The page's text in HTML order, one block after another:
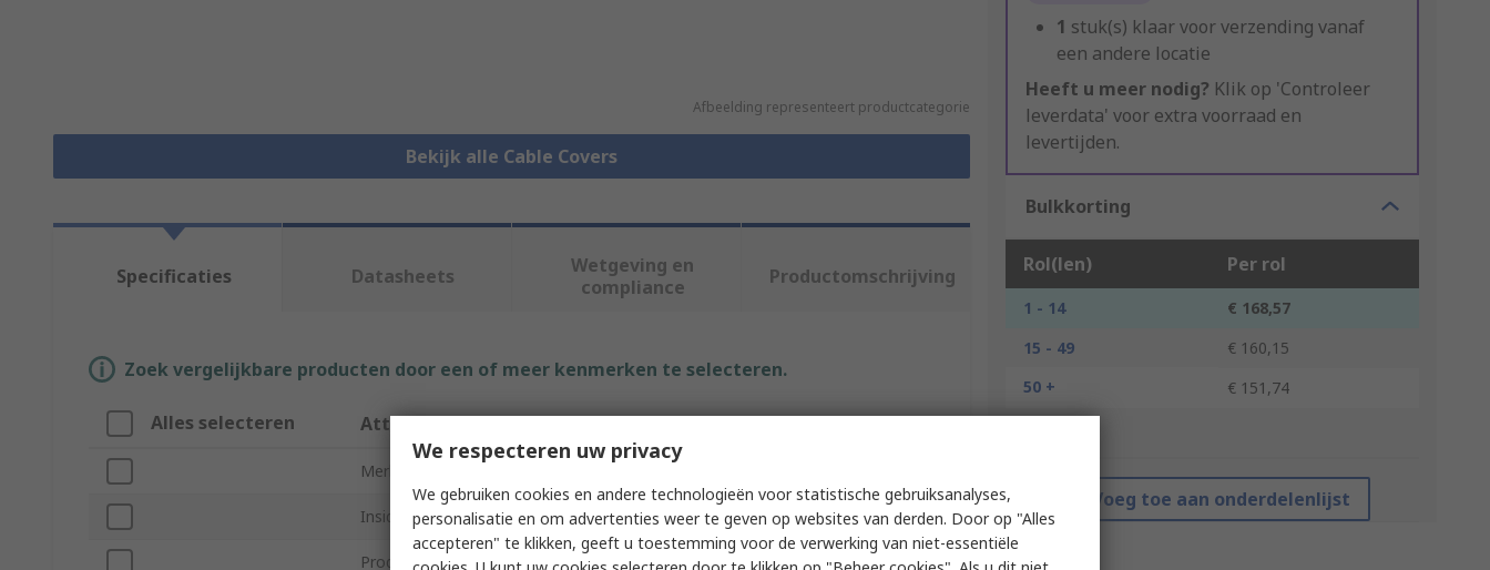
Afbeelding representeert productcategorie
Bekijk alle Cable Covers
1 stuk(s) klaar voor verzending vanaf
een andere locatie
Heeft u meer nodig? Klik op 'Controleer
leverdata' voor extra voorraad en
levertijden.
Bulkkorting
Rol(len) Per rol
1 - 14
€ 168,57
15 - 49
€ 160,15
50 +
€ 151,74
Voeg toe aan onderdelenlijst
Specificaties Datasheets
Wetgeving en
compliance
Productomschrijving
Zoek vergelijkbare producten door een of meer kenmerken te selecteren.
Alles selecteren Attribuut Waarde
Merk
Inside Diameter 14mm
Product Type Cable Cover
We respecteren uw privacy
We gebruiken cookies en andere technologieën voor statistische gebruiksanalyses,
personalisatie en om advertenties weer te geven op websites van derden. Door op "Alles
accepteren" te klikken, geeft u toestemming voor de verwerking van niet-essentiële